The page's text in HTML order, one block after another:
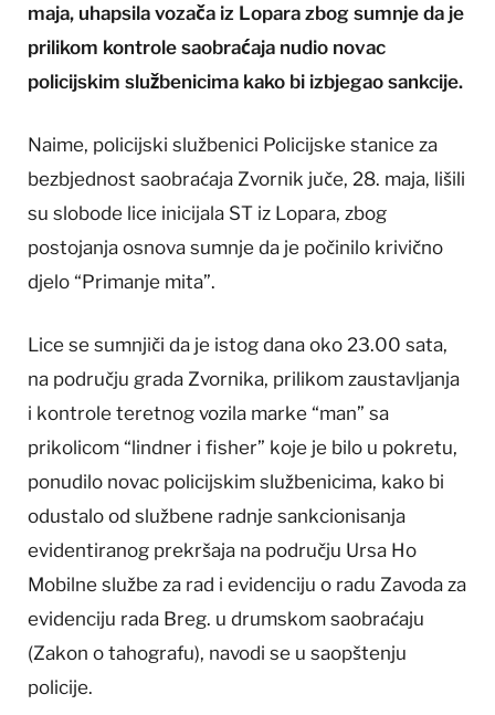
maja, uhapsila vozača iz Lopara zbog sumnje da je
prilikom kontrole saobraćaja nudio novac
policijskim službenicima kako bi izbjegao sankcije.
Naime, policijski službenici Policijske stanice za
bezbjednost saobraćaja Zvornik juče, 28. maja, lišili
su slobode lice inicijala ST iz Lopara, zbog
postojanja osnova sumnje da je počinilo krivično
djelo “Primanje mita”.
Lice se sumnjiči da je istog dana oko 23.00 sata,
na području grada Zvornika, prilikom zaustavljanja
i kontrole teretnog vozila marke “man” sa
prikolicom “lindner i fisher” koje je bilo u pokretu,
ponudilo novac policijskim službenicima, kako bi
odustalo od službene radnje sankcionisanja
evidentiranog prekršaja na području Ursa Ho
Mobilne službe za rad i evidenciju o radu Zavoda za
evidenciju rada Breg. u drumskom saobraćaju
(Zakon o tahografu), navodi se u saopštenju
policije.